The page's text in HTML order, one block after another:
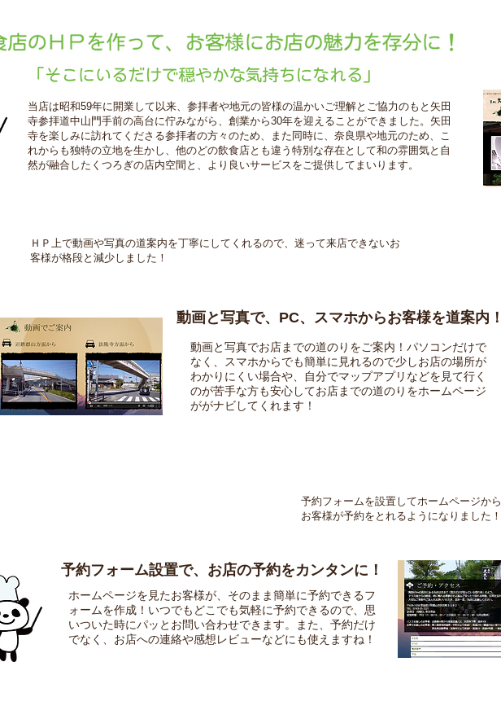
当店は昭和59年に開業して以来、参拝者や地元の皆様の温かいご理解とご協力のもと 矢田
寺参拝道中山門手前の高台に佇みながら、創業から30年を迎えることができました。 矢田
寺を楽しみに訪れてくださる参拝者の方々のため、また同時に、奈良県や地元のため、 こ
れからも独特の立地を生かし、他のどの飲食店とも違う特別な存在として和の雰囲気と自
然が融合したくつろぎの店内空間と、より良いサービスをご提供してまいります。
動画と写真で、PC、スマホからお客様を道案内！
動画と写真でお店までの道のりをご案内！パソコンだけで
なく、スマホからでも簡単に見れるので少しお店の場所が
わかりにくい場合や、自分でマップアプリなどを見て行く
のが苦手な方も安心してお店までの道のりをホームページ
ががナビしてくれます！
ＨＰ上で動画や写真の道案内を丁寧にしてくれるので、 迷って来店できないお
客様が格段と減少しました！
予約フォーム設置で、お店の予約をカンタンに！
ホームページを見たお客様が、そのまま簡単に予約できるフ
ォームを作成！いつでもどこでも気軽に予約できるので、思
いついた時にパッとお問い合わせできます。また、予約だけ
でなく、お店への連絡や感想レビューなどにも使えますね！
予約フォームを設置してホームページから
お客様が予約をとれるようになりました！